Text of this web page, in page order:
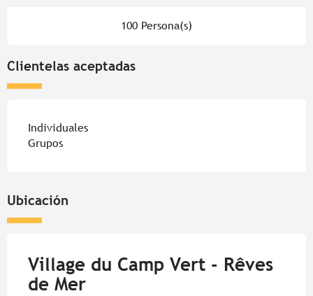
100 Persona(s)
Clientelas aceptadas
Individuales
Grupos
Ubicación
Village du Camp Vert - Rêves
de Mer